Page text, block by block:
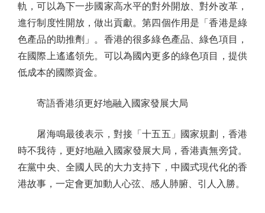
軌，可以為下一步國家高水平的對外開放、對外改革，
進行制度性開放，做出貢獻。第四個作用是「香港是綠
色產品的助推劑」。香港的很多綠色產品、綠色項目，
在國際上遙遙領先。可以為國內更多的綠色項目，提供
低成本的國際資金。
寄語香港須更好地融入國家發展大局
屠海鳴最後表示，對接「十五五」國家規劃，香港
時不我待，更好地融入國家發展大局，香港責無旁貸。
在黨中央、全國人民的大力支持下，中國式現代化的香
港故事，一定會更加動人心弦、感人肺腑、引人入勝。